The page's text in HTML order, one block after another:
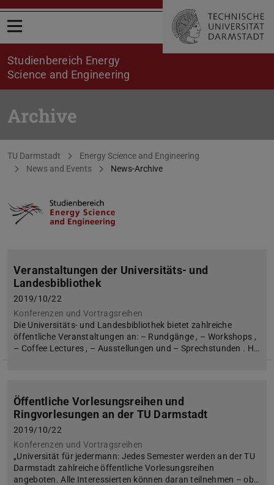
Open menu
Studienbereich Energy
Science and Engineering
Archive
You are here:
TU Darmstadt
Energy Science and Engineering
News and Events
News-Archive
Veranstaltungen der Universitäts- und
Landesbibliothek
2019/10/22
Konferenzen und Vortragsreihen
Die Universitäts- und Landesbibliothek bietet zahlreiche
öffentliche Veranstaltungen an: – Rundgänge , – Workshops ,
– Coffee Lectures , – Ausstellungen und – Sprechstunden . H…
Öffentliche Vorlesungsreihen und
Ringvorlesungen an der TU Darmstadt
2019/10/22
Konferenzen und Vortragsreihen
„Universität für jedermann: Jedes Semester werden an der TU
Darmstadt zahlreiche öffentliche Vorlesungsreihen
angeboten. Alle Interessierten können daran teilnehmen – ob…